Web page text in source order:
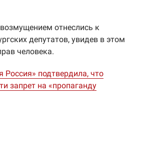
отнеслись к
депутатов, увидев в этом
человека.
Россия» подтвердила, что
запрет на «пропаганду